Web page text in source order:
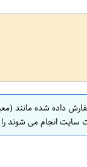
داده شده مانند
سایت انجام می شوند